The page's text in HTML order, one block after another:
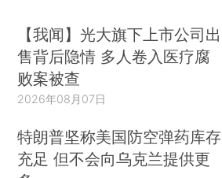
【我闻】光大旗下上市公司出
售背后隐情 多人卷入医疗腐
败案被查
2026年08月07日
特朗普坚称美国防空弹药库存
充足 但不会向乌克兰提供更